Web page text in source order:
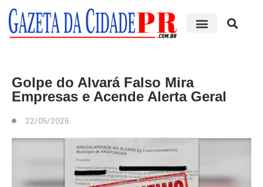
Golpe do Alvará Falso Mira
Empresas e Acende Alerta Geral
22/05/2026